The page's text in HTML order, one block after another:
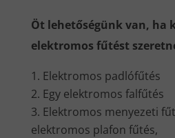
Öt lehetőségünk van, ha
elektromos fűtést
Elektromos padlófűtés
Egy elektromos falfűtés
Elektromos menyezeti
elektromos plafon fűtés,